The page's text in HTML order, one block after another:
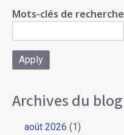
Mots-clés de recherche
Archives du blog
août 2026 (1)